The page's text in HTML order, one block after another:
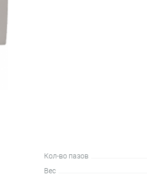
Кол-во пазов
Вес